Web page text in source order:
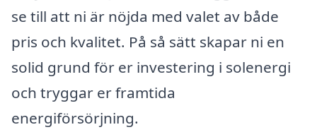
se till att ni är nöjda med valet av både
pris och kvalitet. På så sätt skapar ni en
solid grund för er investering i solenergi
och tryggar er framtida
energiförsörjning.